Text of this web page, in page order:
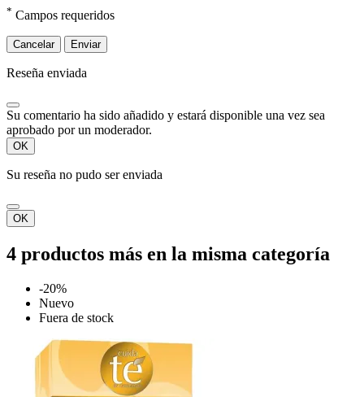
* Campos requeridos
Cancelar Enviar
Reseña enviada
Su comentario ha sido añadido y estará disponible una vez sea
aprobado por un moderador.
OK
Su reseña no pudo ser enviada
OK
4 productos más en la misma categoría
-20%
Nuevo
Fuera de stock